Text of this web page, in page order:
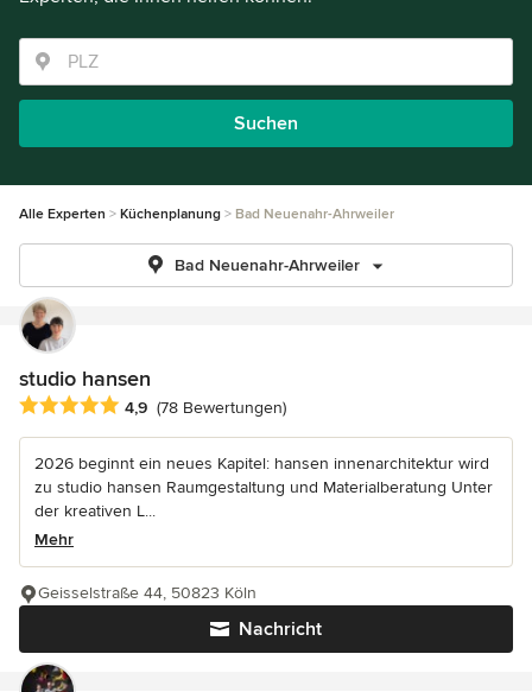
Suchen
Alle Experten Küchenplanung Bad Neuenahr-Ahrweiler
Bad Neuenahr-Ahrweiler
studio hansen
Durchschnittliche Bewertung: 4.9 von 5 Sternen
4,9 (78 Bewertungen)
2026 beginnt ein neues Kapitel: hansen innenarchitektur wird
zu studio hansen Raumgestaltung und Materialberatung Unter
der kreativen L...
Mehr
Nachricht
Geisselstraße 44, 50823 Köln